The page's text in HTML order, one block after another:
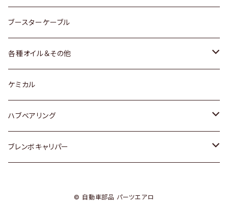
レクサス
スバル
マツダ
三菱
スバル
スバル
ダイハツ
マツダ
ダイハツ
マツダ
スバル
トヨタ
ホンダ
スズキ
日産
ダイハツ
ブースターケーブル
各種オイル＆その他
ディーデル洗浄添加剤
ケミカル
ハブベアリング
トヨタ
ブレンボキャリパー
© 自動車部品 パーツエアロ